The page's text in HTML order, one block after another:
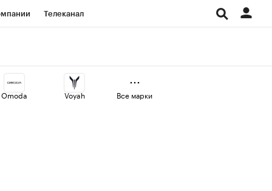
Телеканал
Проверка контрагентов
Omoda Voyah Все марки